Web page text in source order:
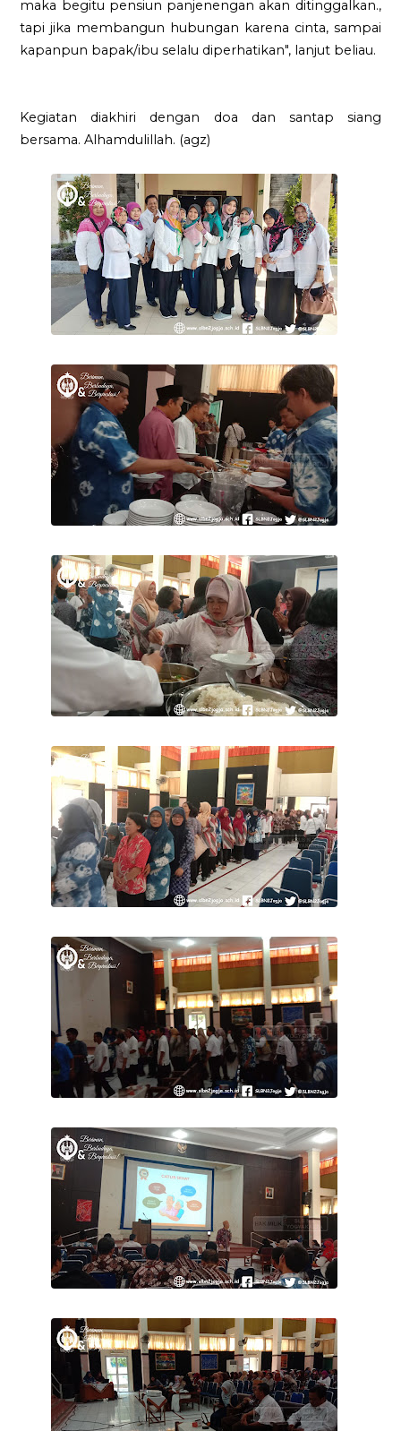
maka begitu pensiun panjenengan akan ditinggalkan.,
tapi jika membangun hubungan karena cinta, sampai
kapanpun bapak/ibu selalu diperhatikan", lanjut beliau.
Kegiatan diakhiri dengan doa dan santap siang
bersama. Alhamdulillah. (agz)